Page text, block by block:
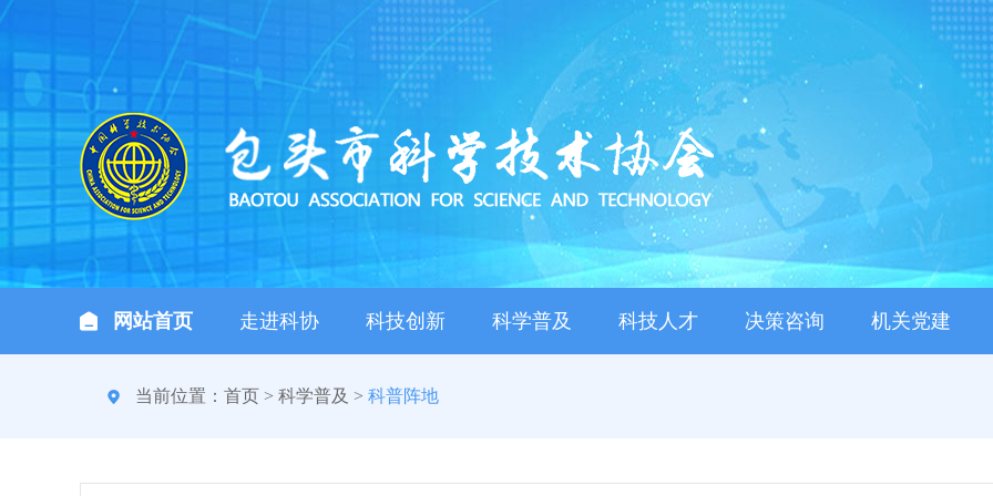
网站首页 走进科协 科技创新 科学普及 科技人才 决策咨询 机关党建
当前位置： 首页 > 科学普及 > 科普阵地